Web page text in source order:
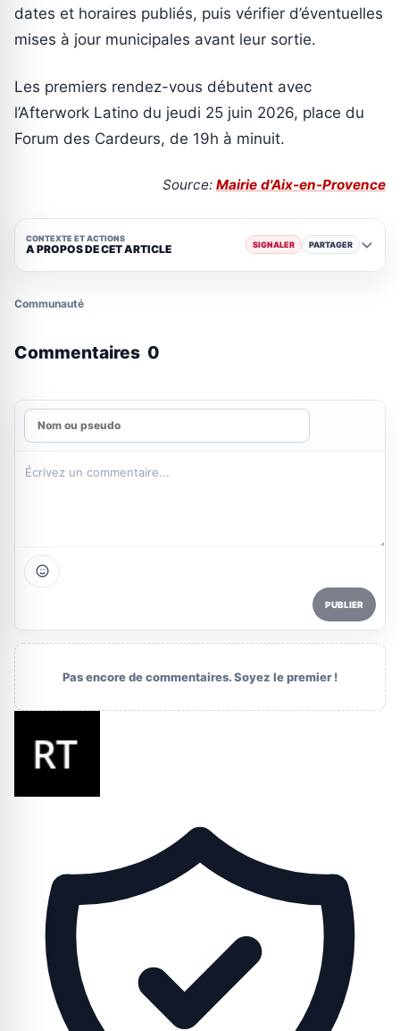
dates et horaires publiés, puis vérifier d’éventuelles
mises à jour municipales avant leur sortie.
Les premiers rendez-vous débutent avec
l’Afterwork Latino du jeudi 25 juin 2026, place du
Forum des Cardeurs, de 19h à minuit.
Source: Mairie d'Aix-en-Provence
CONTEXTE ET ACTIONS
A PROPOS DE CET ARTICLE SIGNALER PARTAGER
Communauté
Commentaires 0
PUBLIER
Pas encore de commentaires. Soyez le premier !